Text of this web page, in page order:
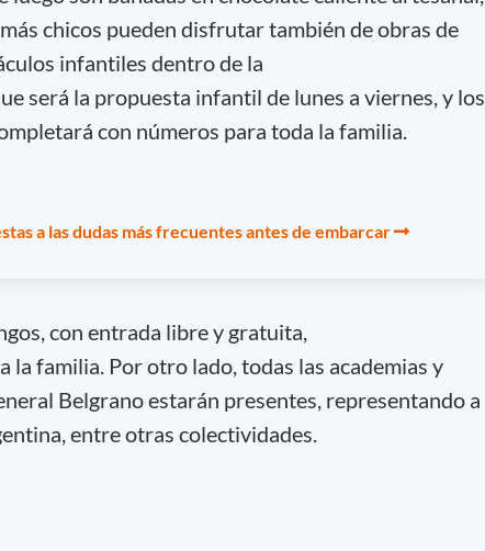
chicos pueden disfrutar también de obras de
infantiles dentro de la
será la propuesta infantil de lunes a viernes, y los
con números para toda la familia.
a las dudas más frecuentes antes de embarcar
con entrada libre y gratuita,
la familia. Por otro lado, todas las academias y
Belgrano estarán presentes, representando a
entre otras colectividades.